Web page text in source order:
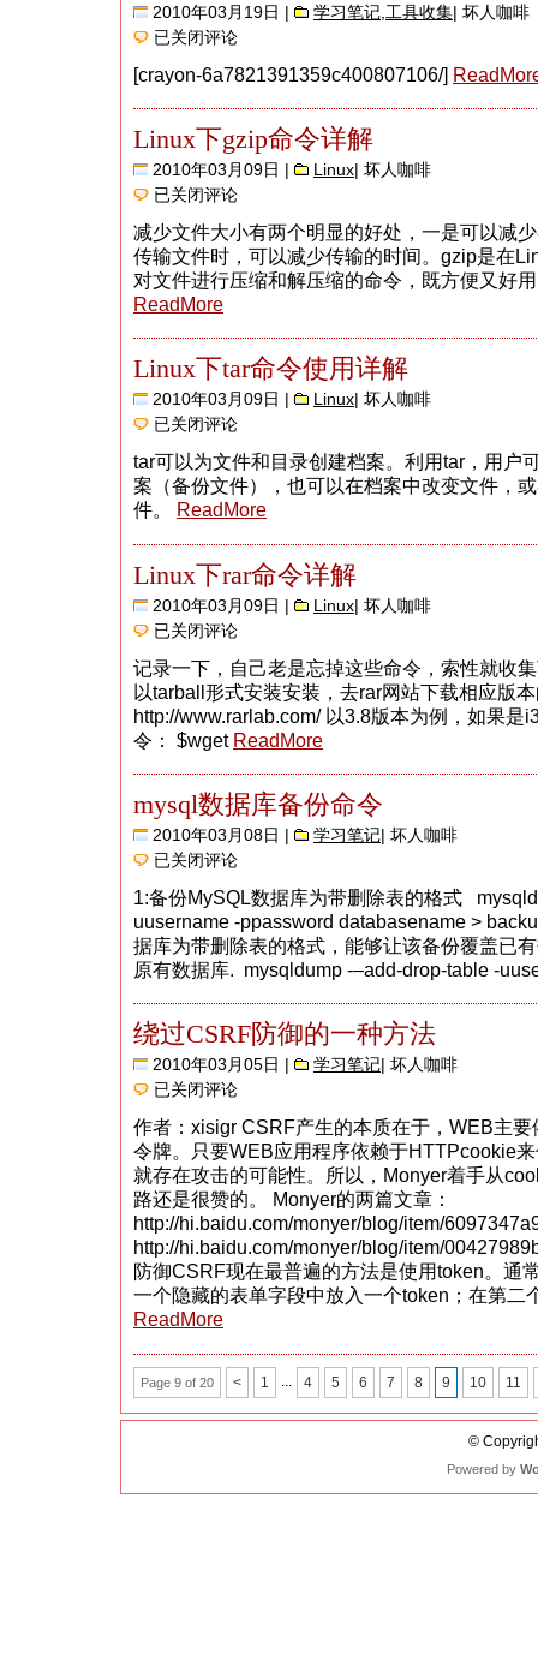
2010年03月19日 | 学习笔记 工具收集| 坏人咖啡
Adobe
Reader
整
溢
出
执
行
代
码
已关闭评论
[crayon-6a7821391359c400807106/]
Linux下gzip命令详解
2010年03月09日 | Linux| 坏人咖啡
Linux
下
gzip
命
令
详
解
已关闭评论
减少文件大小有两个明显的好处，一是可以减
传输文件时，可以减少传输的时间。gzip是在
对文件进行压缩和解压缩的命令，既方便又好
ReadMore
Linux下tar命令使用详解
2010年03月09日 | Linux| 坏人咖啡
Linux
下
tar
命
令
用
已关闭评论
tar可以为文件和目录创建档案。利用tar，用户
案（备份文件），也可以在档案中改变文件，
件。
ReadMore
Linux下rar命令详解
2010年03月09日 | Linux| 坏人咖啡
Linux
下
rar
命
令
详
解
已关闭评论
记录一下，自己老是忘掉这些命令，索性就收
以tarball形式安装安装，去rar网站下载相应版
http://www.rarlab.com/ 以3.8版本为例，如果是
令： $wget ReadMore
mysql数据库备份命令
2010年03月08日 | 学习笔记| 坏人咖啡
mysql
数
据
库
备
份
命
令
已关闭评论
1:备份MySQL数据库为带删除表的格式
uusername -ppassword databasename >
据库为带删除表的格式，能够让该备份覆盖已
原有数据库. mysqldump -–add-drop-table -
绕过CSRF防御的一种方法
2010年03月05日 | 学习笔记| 坏人咖啡
绕
CSRF
防
御
的
一
种
方
法
已关闭评论
作者：xisigr CSRF产生的本质在于，WEB主
令牌。只要WEB应用程序依赖于HTTPcookie
就存在攻击的可能性。所以，Monyer着手从
路还是很赞的。 Monyer的两篇文章：
http://hi.baidu.com/monyer/blog/item/
http://hi.baidu.com/monyer/blog/item/
防御CSRF现在最普遍的方法是使用token。通
一个隐藏的表单字段中放入一个token；在第二
ReadMore
Page 9 of 20 < 1 4 5 6 7 8 9 10 11
©
Powered by